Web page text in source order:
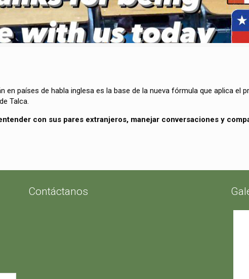
países de habla inglesa es la base de la nueva fórmula que aplica el
Talca.
con sus pares extranjeros, manejar conversaciones y
Contáctanos